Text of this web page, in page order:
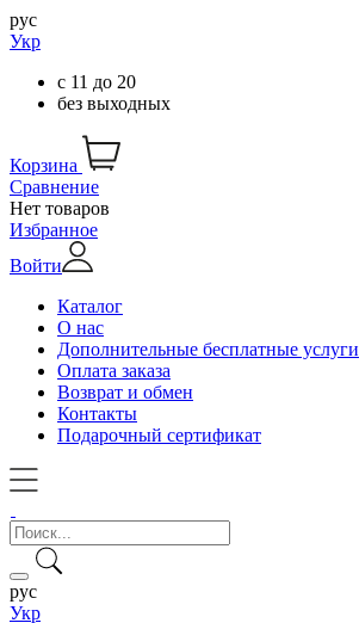
рус
Укр
с 11 до 20
без выходных
Корзина
Сравнение
Нет товаров
Избранное
Войти
Каталог
О нас
Дополнительные бесплатные услуги
Оплата заказа
Возврат и обмен
Контакты
Подарочный сертификат
рус
Укр